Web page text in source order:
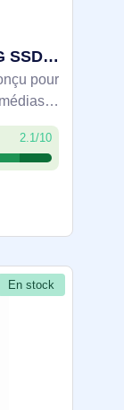
Kingston Technology 4000G SSD portable XS2000 - SXS2000/4000G
pour
2
2.1/10
En stock